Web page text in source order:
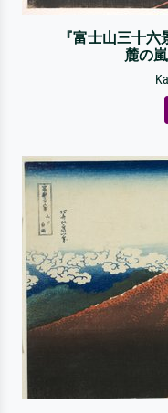
『富士山三十
麓の